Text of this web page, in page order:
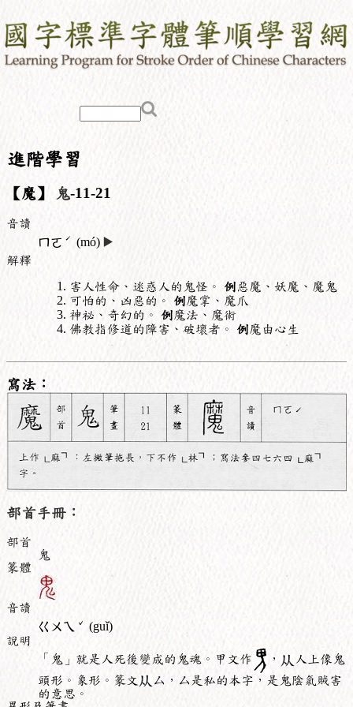
進階學習
【魔】 鬼-11-21
音讀
ㄇㄛ ˊ (mó) ▶️
解釋
害人性命、迷惑人的鬼怪。 例惡魔、妖魔、魔鬼
可怕的、凶惡的。 例魔掌、魔爪
神祕、奇幻的。 例魔法、魔術
佛教指修道的障害、破壞者。 例魔由心生
寫法：
部首手冊：
部首
鬼
篆體
音讀
ㄍㄨㄟ ˇ (guǐ)
說明
「鬼」就是人死後變成的鬼魂。甲文作
，
人上像鬼
頭形。象形。篆文
厶，厶是私的本字，是鬼陰氣賊害
的意思。